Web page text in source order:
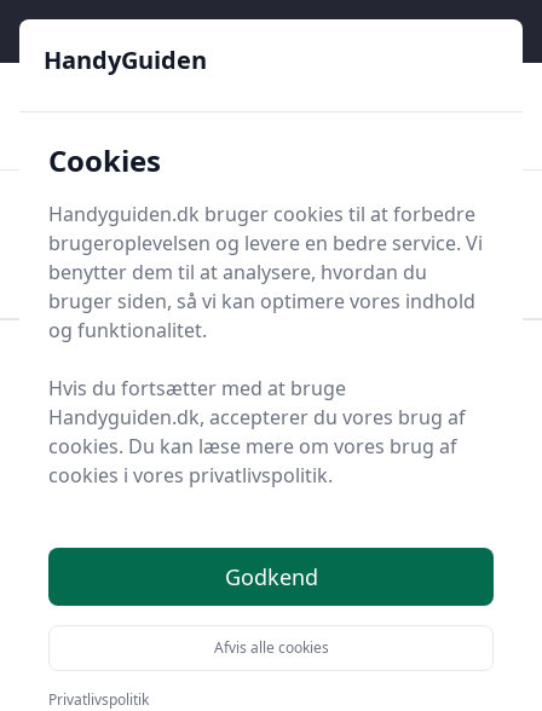
HandyGuiden
Søg nu
Søg nu
Luftbefugter
Bedste luftbefugtere og
tilbud - top 8
Velkommen til HandyGuiden! Vi har gjort arbejdet for
dig og udvalgt 8 af de bedste luftbefugtere på
markedet.
Blandt de 8 udvalgte produkter finder du både skarpe
HandyGuiden
Cookies
Handyguiden.dk bruger cookies til at forbedre
brugeroplevelsen og levere en bedre service. Vi
benytter dem til at analysere, hvordan du
bruger siden, så vi kan optimere vores indhold
og funktionalitet.
Hvis du fortsætter med at bruge
Handyguiden.dk, accepterer du vores brug af
cookies. Du kan læse mere om vores brug af
cookies i vores privatlivspolitik.
Godkend
Afvis alle cookies
Privatlivspolitik